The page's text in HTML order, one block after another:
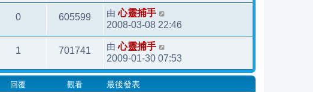
0 605599 由心靈捕手
2008-03-08 22:46
1 701741 由心靈捕手
2009-01-30 07:53
回覆 觀看 最後發表